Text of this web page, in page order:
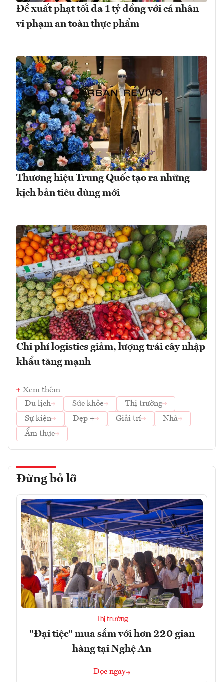
Đề xuất phạt tối đa 1 tỷ đồng với cá nhân
vi phạm an toàn thực phẩm
Thương hiệu Trung Quốc tạo ra những
kịch bản tiêu dùng mới
Chi phí logistics giảm, lượng trái cây nhập
khẩu tăng mạnh
Xem thêm
Du lịch
Sức khỏe
Thị trường
Sự kiện
Đẹp + Giải trí
Nhà
Ẩm thực
Đừng bỏ lỡ
Thị trường
"Đại tiệc" mua sắm với hơn 220 gian
hàng tại Nghệ An
Đọc ngay